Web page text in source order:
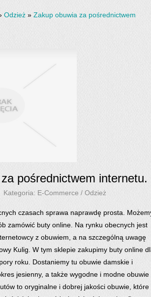
Odzież » Zakup obuwia za pośrednictwem
pośrednictwem internetu.
Kategoria: E-Commerce / Odzież
czasach sprawa naprawdę prosta.
zamówić buty online. Na rynku obecnych jest
z obuwiem, a na szczególną uwagę
Kulig. W tym sklepie zakupimy buty online
roku. Dostaniemy tu obuwie damskie i
jesienny, a także wygodne i modne obuwie
to oryginalne i dobrej jakości obuwie, które